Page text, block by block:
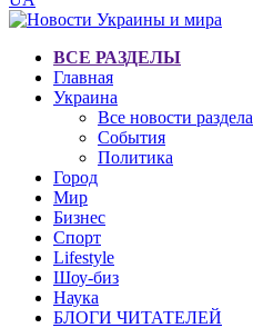
ВСЕ РАЗДЕЛЫ
Главная
Украина
Все новости раздела
События
Политика
Город
Мир
Бизнес
Спорт
Lifestyle
Шоу-биз
Наука
БЛОГИ ЧИТАТЕЛЕЙ